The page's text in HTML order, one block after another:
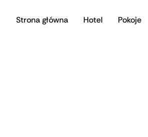
Strona główna Hotel Pokoje